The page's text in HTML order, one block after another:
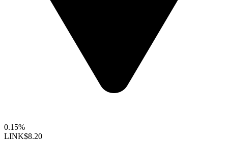
0.15%
LINK$8.20